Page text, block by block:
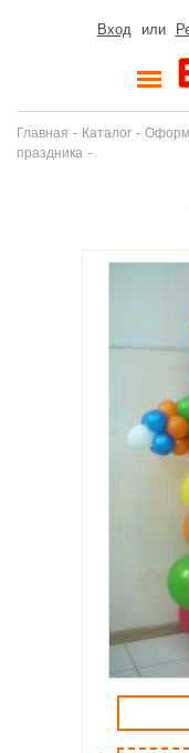
Вход или
Главная - Каталог -
праздника -